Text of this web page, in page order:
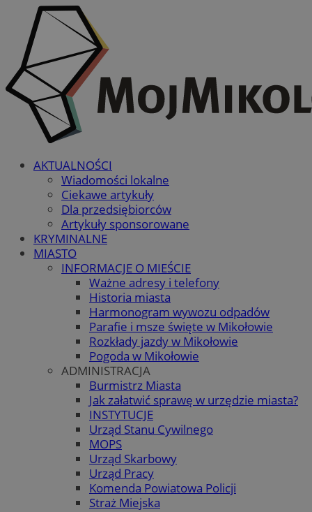
AKTUALNOŚCI
Wiadomości lokalne
Ciekawe artykuły
Dla przedsiębiorców
Artykuły sponsorowane
KRYMINALNE
MIASTO
INFORMACJE O MIEŚCIE
Ważne adresy i telefony
Historia miasta
Harmonogram wywozu odpadów
Parafie i msze święte w Mikołowie
Rozkłady jazdy w Mikołowie
Pogoda w Mikołowie
ADMINISTRACJA
Burmistrz Miasta
Jak załatwić sprawę w urzędzie miasta?
INSTYTUCJE
Urząd Stanu Cywilnego
MOPS
Urząd Skarbowy
Urząd Pracy
Komenda Powiatowa Policji
Straż Miejska